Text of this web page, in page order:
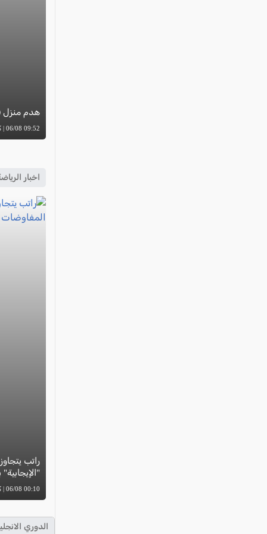
هدم منزل
09:52 06/08 | كل العرب
اخبار
00:10 06/08 | كل العرب
الدوري